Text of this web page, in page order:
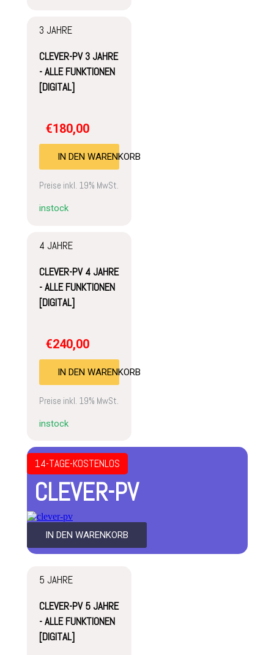
3 JAHRE
CLEVER-PV 3 JAHRE
- ALLE FUNKTIONEN
[DIGITAL]
€180,00
IN DEN WARENKORB
Preise inkl. 19% MwSt.
instock
4 JAHRE
CLEVER-PV 4 JAHRE
- ALLE FUNKTIONEN
[DIGITAL]
€240,00
IN DEN WARENKORB
Preise inkl. 19% MwSt.
instock
14-TAGE-KOSTENLOS
CLEVER-PV
IN DEN WARENKORB
5 JAHRE
CLEVER-PV 5 JAHRE
- ALLE FUNKTIONEN
[DIGITAL]